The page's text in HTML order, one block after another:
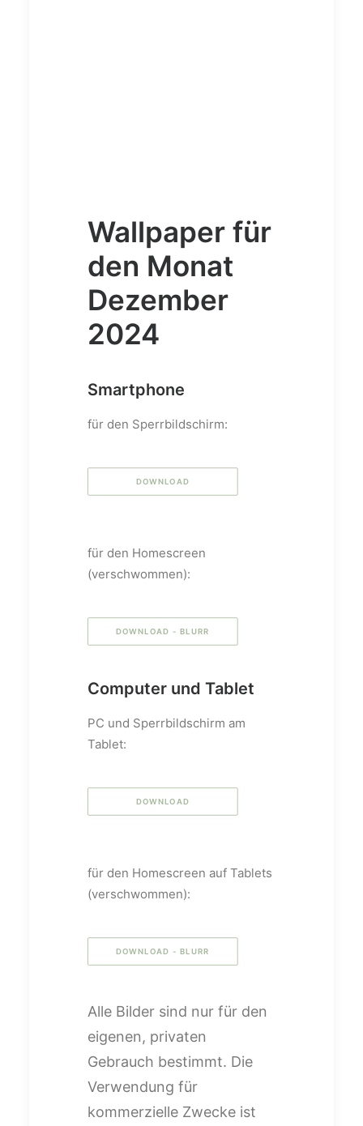
Wallpaper für
den Monat
Dezember
2024
Smartphone
für den Sperrbildschirm:
DOWNLOAD
für den Homescreen
(verschwommen):
DOWNLOAD - BLURR
Computer und Tablet
PC und Sperrbildschirm am
Tablet:
DOWNLOAD
für den Homescreen auf Tablets
(verschwommen):
DOWNLOAD - BLURR
Alle Bilder sind nur für den
eigenen, privaten
Gebrauch bestimmt. Die
Verwendung für
kommerzielle Zwecke ist